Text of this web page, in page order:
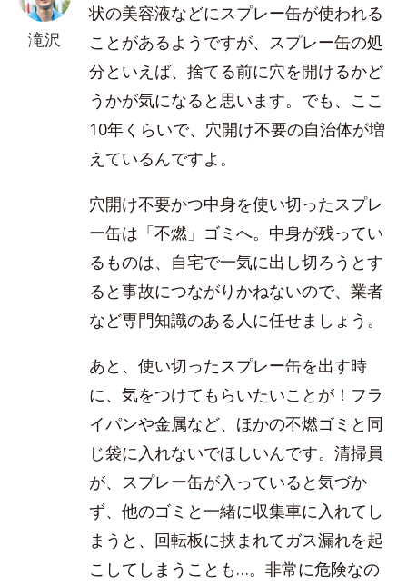
滝沢
状の美容液などにスプレー缶が使われる
ことがあるようですが、スプレー缶の処
分といえば、捨てる前に穴を開けるかど
うかが気になると思います。でも、ここ
10年くらいで、穴開け不要の自治体が増
えているんですよ。
穴開け不要かつ中身を使い切ったスプレ
ー缶は「不燃」ゴミへ。中身が残ってい
るものは、自宅で一気に出し切ろうとす
ると事故につながりかねないので、業者
など専門知識のある人に任せましょう。
あと、使い切ったスプレー缶を出す時
に、気をつけてもらいたいことが！フラ
イパンや金属など、ほかの不燃ゴミと同
じ袋に入れないでほしいんです。清掃員
が、スプレー缶が入っていると気づか
ず、他のゴミと一緒に収集車に入れてし
まうと、回転板に挟まれてガス漏れを起
こしてしまうことも…。非常に危険なの